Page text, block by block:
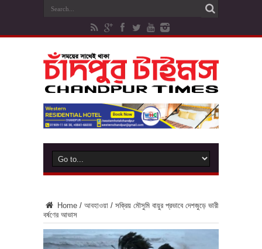
Home / আবহাওয়া / সক্রিয় মৌসুমি বায়ুর প্রভাবে দেশজুড়ে ভারী
বর্ষণের আভাস